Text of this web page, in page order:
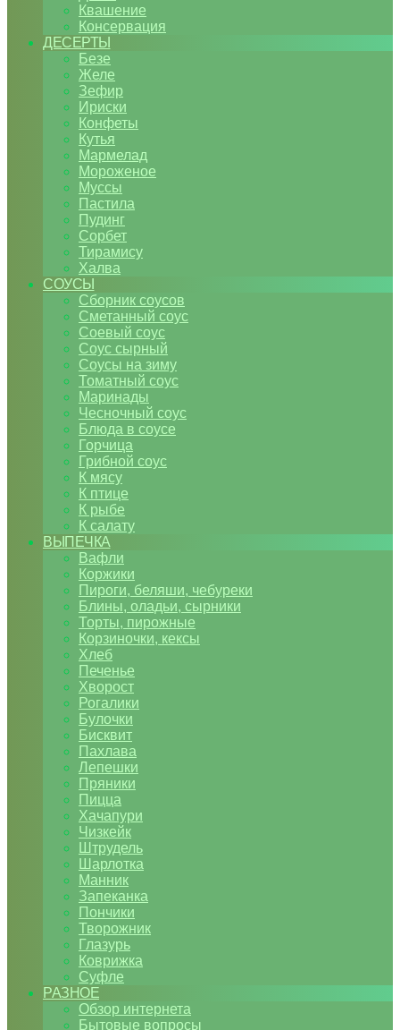
Квашение
Консервация
ДЕСЕРТЫ
Безе
Желе
Зефир
Ириски
Конфеты
Кутья
Мармелад
Мороженое
Муссы
Пастила
Пудинг
Сорбет
Тирамису
Халва
СОУСЫ
Сборник соусов
Сметанный соус
Соевый соус
Соус сырный
Соусы на зиму
Томатный соус
Маринады
Чесночный соус
Блюда в соусе
Горчица
Грибной соус
К мясу
К птице
К рыбе
К салату
ВЫПЕЧКА
Вафли
Коржики
Пироги, беляши, чебуреки
Блины, оладьи, сырники
Торты, пирожные
Корзиночки, кексы
Хлеб
Печенье
Хворост
Рогалики
Булочки
Бисквит
Пахлава
Лепешки
Пряники
Пицца
Хачапури
Чизкейк
Штрудель
Шарлотка
Манник
Запеканка
Пончики
Творожник
Глазурь
Коврижка
Суфле
РАЗНОЕ
Обзор интернета
Бытовые вопросы